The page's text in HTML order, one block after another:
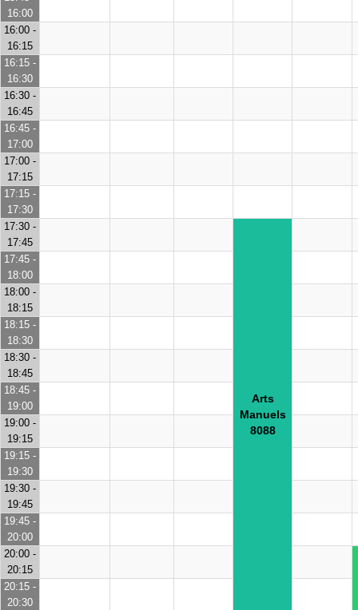
16:00
16:00 -
16:15
16:15 -
16:30
16:30 -
16:45
16:45 -
17:00
17:00 -
17:15
17:15 -
17:30
17:30 -
17:45
Arts
Manuels
8088
17:45 -
18:00
18:00 -
18:15
18:15 -
18:30
18:30 -
18:45
18:45 -
19:00
19:00 -
19:15
19:15 -
19:30
19:30 -
19:45
19:45 -
20:00
20:00 -
20:15
20:15 -
20:30